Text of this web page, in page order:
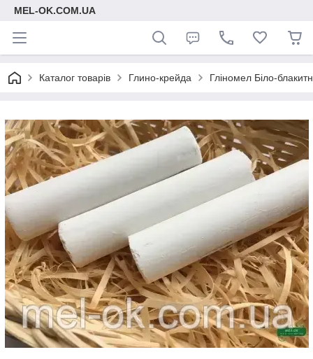
MEL-OK.COM.UA
Каталог товарів Глино-крейда Гліномел Біло-